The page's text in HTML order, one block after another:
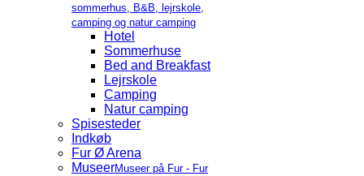
sommerhus, B&B, lejrskole,
camping og natur camping
Hotel
Sommerhuse
Bed and Breakfast
Lejrskole
Camping
Natur camping
Spisesteder
Indkøb
Fur Ø Arena
MuseerMuseer på Fur - Fur